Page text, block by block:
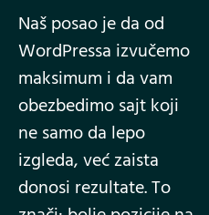
Naš posao je da od
WordPressa izvučemo
maksimum i da vam
obezbedimo sajt koji
ne samo da lepo
izgleda, već zaista
donosi rezultate. To